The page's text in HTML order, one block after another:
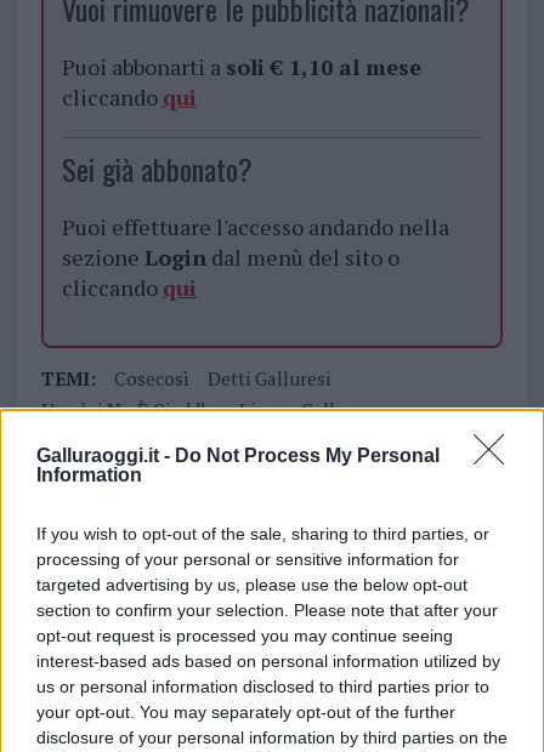
Galluraoggi.it - Do Not Process My Personal
Information
If you wish to opt-out of the sale, sharing to third parties, or
processing of your personal or sensitive information for
targeted advertising by us, please use the below opt-out
section to confirm your selection. Please note that after your
opt-out request is processed you may continue seeing
interest-based ads based on personal information utilized by
us or personal information disclosed to third parties prior to
your opt-out. You may separately opt-out of the further
disclosure of your personal information by third parties on the
Vuoi rimuovere le pubblicità nazionali?
Puoi abbonarti a soli € 1,10 al mese
cliccando qui
Sei già abbonato?
Puoi effettuare l'accesso andando nella
sezione Logindal menù del sito o
cliccando qui
TEMI: Cosecosì
Detti Galluresi
L’amòri No È Ciuddha
Lingua Gallurese
Magliette Gallurese
Magliette Galluresi
Mantènghia!
No Sèmu Chinci A Bì Bròdu
Inviaci le tue segnalazioni,
i tuoi video e le tue foto
Su WhatsApp al numero +39
345 356 7512